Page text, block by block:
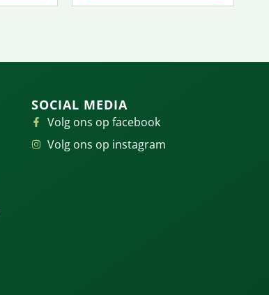
SOCIAL MEDIA
Volg ons op facebook
Volg ons op instagram